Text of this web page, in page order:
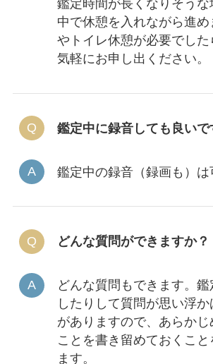
鑑定時間が長くなりそうな
中で休憩を入れながら進め
やトイレ休憩が必要でした
気軽にお申し出ください。
鑑定中に録音しても良いで
鑑定中の録音（録画も）は
どんな質問ができますか？
どんな質問もできます。
したりして質問が思い浮
がありますので、あらかじ
ことを書き留めておくこと
ます。